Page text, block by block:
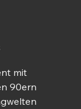
mit
90ern